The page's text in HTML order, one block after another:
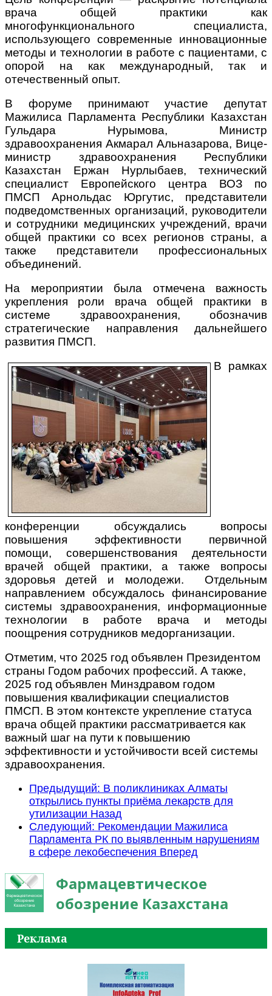
врача общей практики как
многофункционального специалиста,
использующего современные инновационные
методы и технологии в работе с пациентами, с
опорой на как международный, так и
отечественный опыт.
В форуме принимают участие депутат
Мажилиса Парламента Республики Казахстан
Гульдара Нурымова, Министр
здравоохранения Акмарал Альназарова, Вице-
министр здравоохранения Республики
Казахстан Ержан Нурлыбаев, технический
специалист Европейского центра ВОЗ по
ПМСП Арнольдас Юргутис, представители
подведомственных организаций, руководители
и сотрудники медицинских учреждений, врачи
общей практики со всех регионов страны, а
также представители профессиональных
объединений.
На мероприятии была отмечена важность
укрепления роли врача общей практики в
системе здравоохранения, обозначив
стратегические направления дальнейшего
развития ПМСП.
В рамках
конференции обсуждались вопросы
повышения эффективности первичной
помощи, совершенствования деятельности
врачей общей практики, а также вопросы
здоровья детей и молодежи. Отдельным
направлением обсуждалось финансирование
системы здравоохранения, информационные
технологии в работе врача и методы
поощрения сотрудников медорганизации.
Отметим, что 2025 год объявлен Президентом
страны Годом рабочих профессий. А также,
2025 год объявлен Минздравом годом
повышения квалификации специалистов
ПМСП. В этом контексте укрепление статуса
врача общей практики рассматривается как
важный шаг на пути к повышению
эффективности и устойчивости всей системы
здравоохранения.
Предыдущий: В поликлиниках Алматы
открылись пункты приёма лекарств для
утилизации Назад
Следующий: Рекомендации Мажилиса
Парламента РК по выявленным нарушениям
в сфере лекобеспечения Вперед
Фармацевтическое
обозрение Казахстана
Реклама